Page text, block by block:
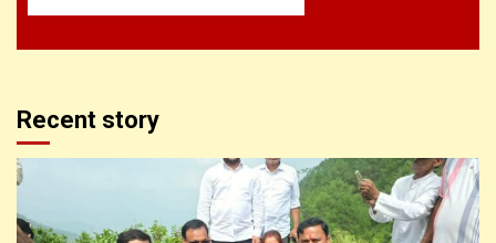
Recent story